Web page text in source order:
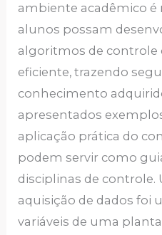
ambiente acadêmico é
alunos possam
algoritmos de controle
eficiente, trazendo
conhecimento
apresentados
aplicação prática do
podem servir como
disciplinas de controle.
aquisição de dados foi
variáveis de uma